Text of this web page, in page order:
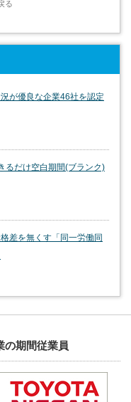
る
が優良な企業46社を認定
るだけ空白期間(ブランク)
差を無くす「同一労働同
の期間従業員